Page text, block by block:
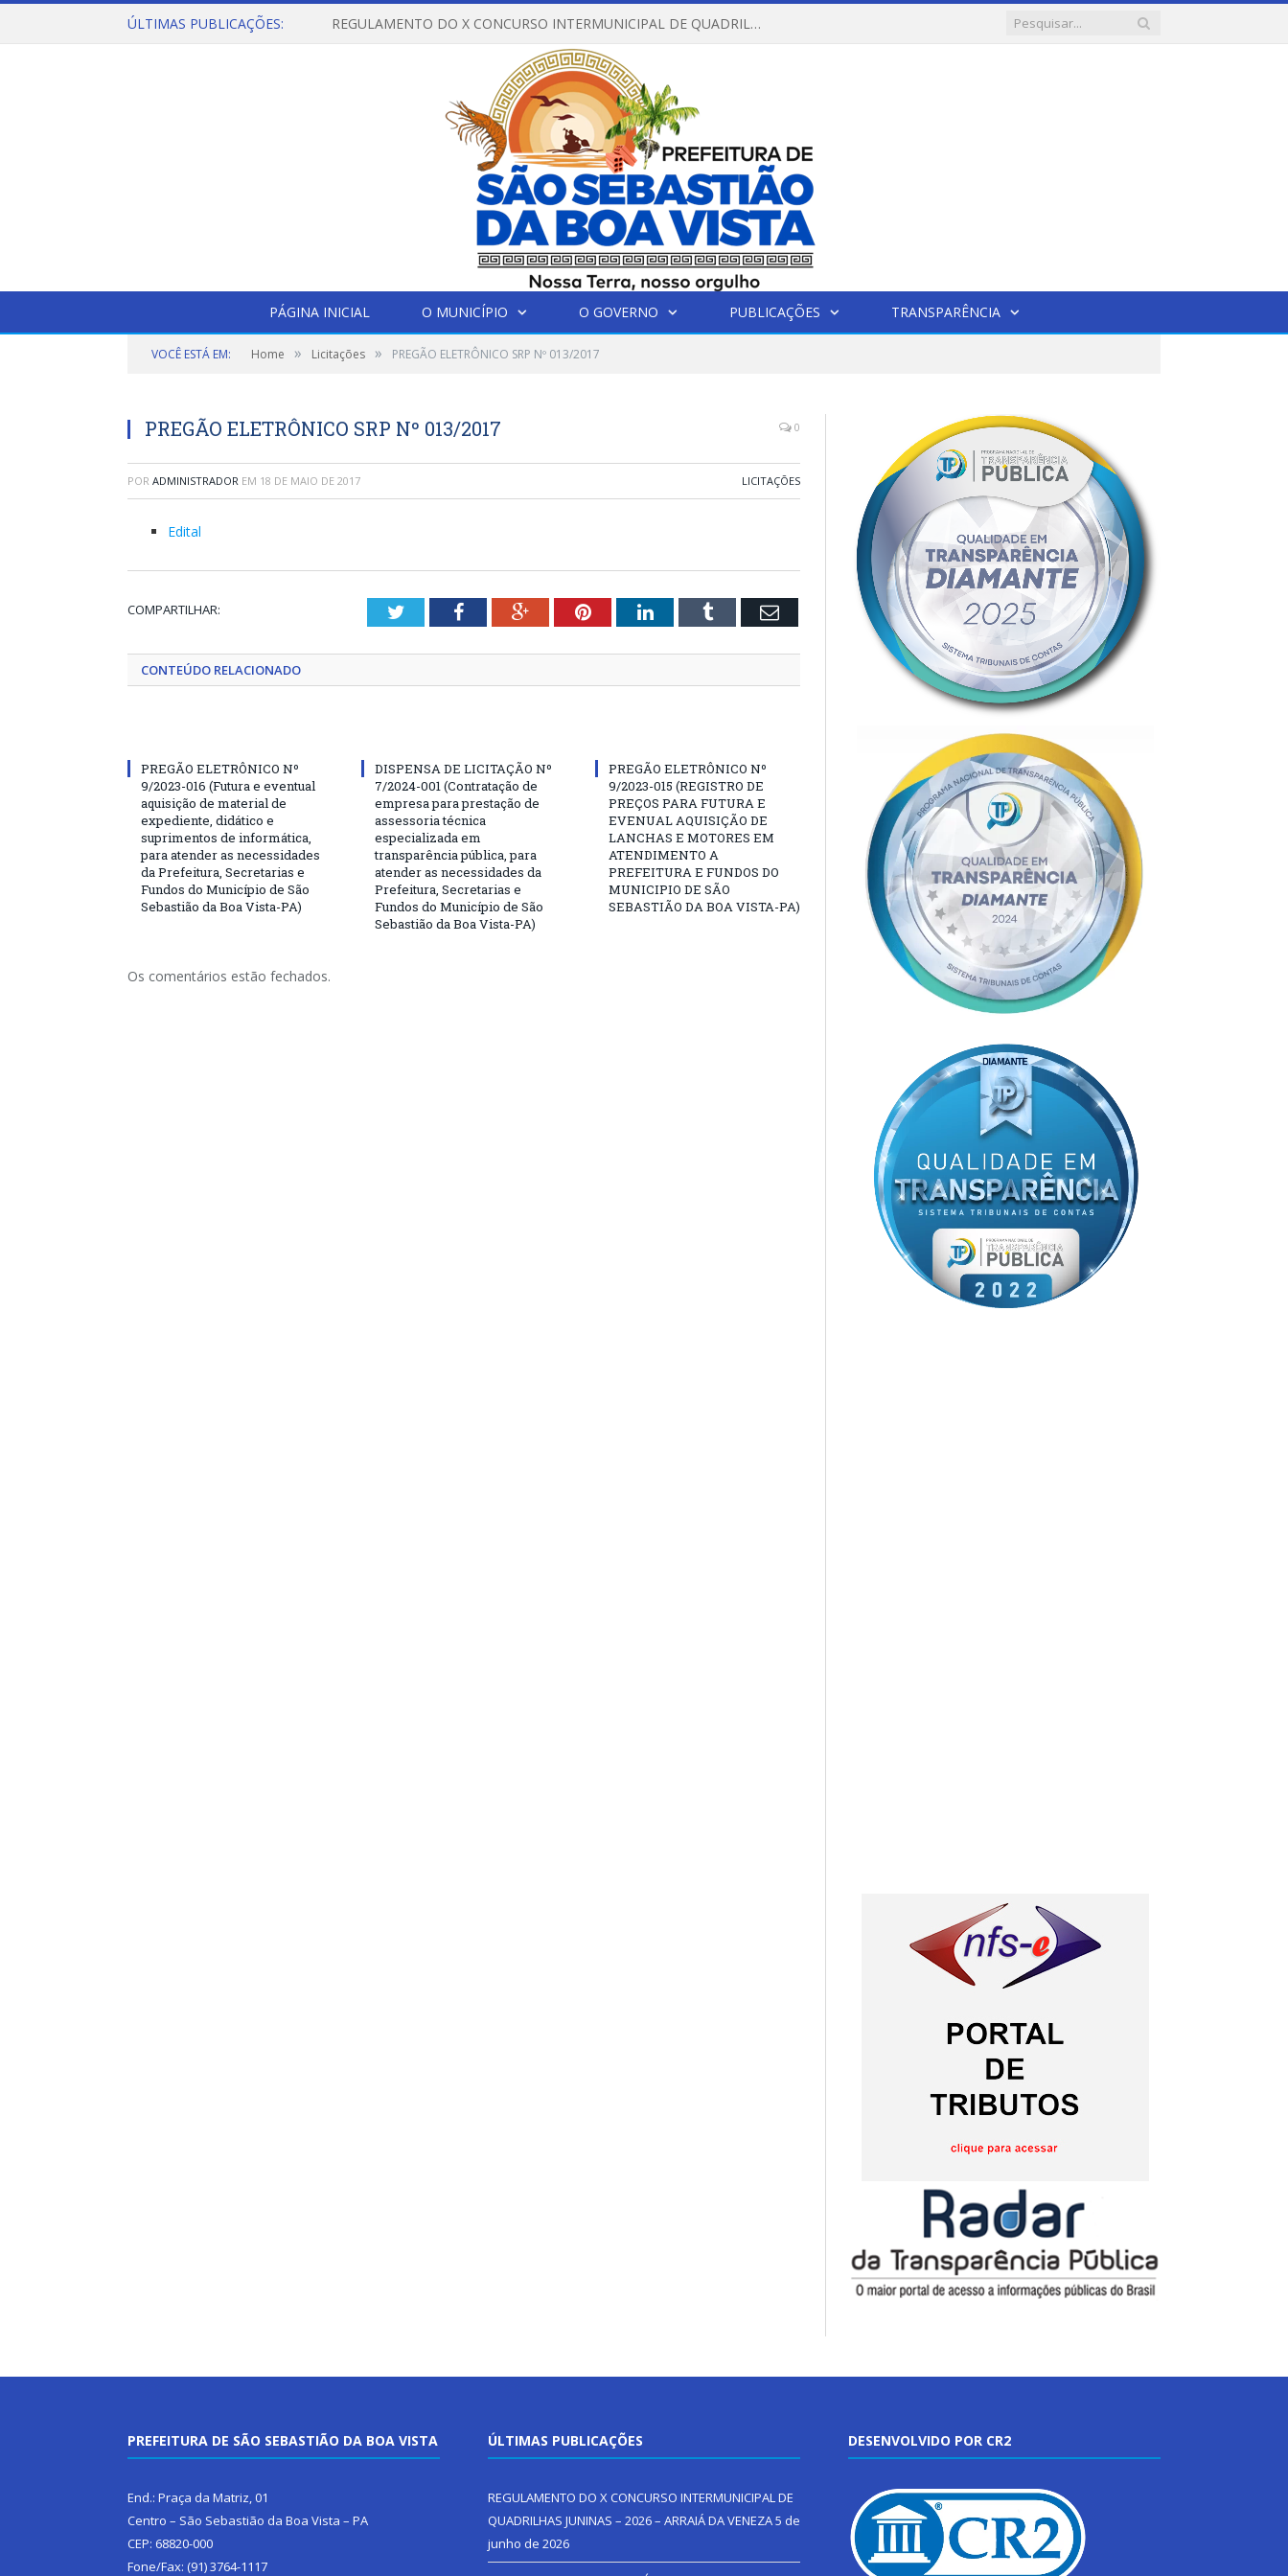
ÚLTIMAS PUBLICAÇÕES: REGULAMENTO DO X CONCURSO INTERMUNICIPAL DE QUADRILHAS JUNINAS – 2026 – ARRAIÁ DA VENEZA
PÁGINA INICIAL O MUNICÍPIO O GOVERNO PUBLICAÇÕES TRANSPARÊNCIA
VOCÊ ESTÁ EM: Home » Licitações » PREGÃO ELETRÔNICO SRP Nº 013/2017
PREGÃO ELETRÔNICO SRP Nº 013/2017 0
POR ADMINISTRADOR EM 18 DE MAIO DE 2017 LICITAÇÕES
Edital
COMPARTILHAR: TwitterFacebookGoogle+PinterestLinkedInTumblr Email
CONTEÚDO RELACIONADO
PREGÃO ELETRÔNICO Nº
9/2023-016 (Futura e eventual
aquisição de material de
expediente, didático e
suprimentos de informática,
para atender as necessidades
da Prefeitura, Secretarias e
Fundos do Município de São
Sebastião da Boa Vista-PA)
DISPENSA DE LICITAÇÃO Nº
7/2024-001 (Contratação de
empresa para prestação de
assessoria técnica
especializada em
transparência pública, para
atender as necessidades da
Prefeitura, Secretarias e
Fundos do Município de São
Sebastião da Boa Vista-PA)
PREGÃO ELETRÔNICO Nº
9/2023-015 (REGISTRO DE
PREÇOS PARA FUTURA E
EVENUAL AQUISIÇÃO DE
LANCHAS E MOTORES EM
ATENDIMENTO A
PREFEITURA E FUNDOS DO
MUNICIPIO DE SÃO
SEBASTIÃO DA BOA VISTA-PA)
Os comentários estão fechados.
PREFEITURA DE SÃO SEBASTIÃO DA BOA VISTA
End.: Praça da Matriz, 01
Centro – São Sebastião da Boa Vista – PA
CEP: 68820-000
Fone/Fax: (91) 3764-1117
ÚLTIMAS PUBLICAÇÕES
REGULAMENTO DO X CONCURSO INTERMUNICIPAL DE
QUADRILHAS JUNINAS – 2026 – ARRAIÁ DA VENEZA5 de
junho de 2026
DESENVOLVIDO POR CR2